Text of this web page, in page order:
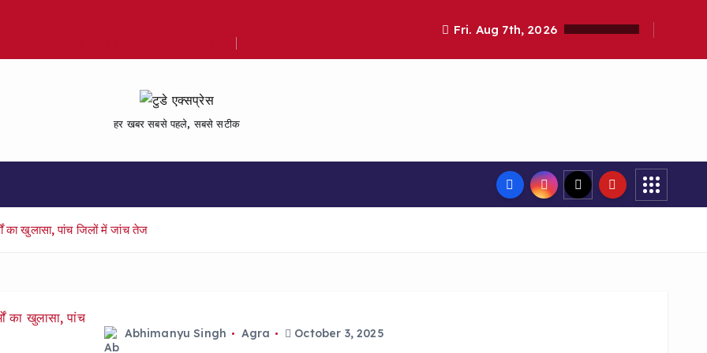
Fri. Aug 7th, 2026
हर खबर सबसे पहले, सबसे सटीक
खुलासा, पांच जिलों में जांच तेज
Abhimanyu Singh Agra October 3, 2025